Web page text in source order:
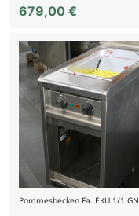
679,00 €
Pommesbecken Fa. EKU 1/1 GN